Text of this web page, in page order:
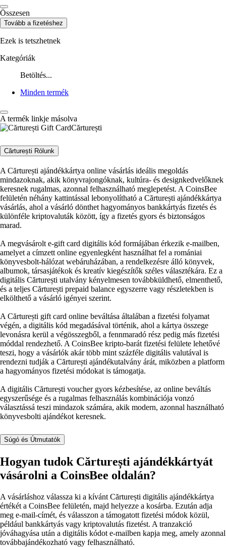
Összesen
Tovább a fizetéshez
Ezek is tetszhetnek
Kategóriák
Betöltés...
Minden termék
A termék linkje másolva
Cărturești
Cărturești Rólunk
A Cărturești ajándékkártya online vásárlás ideális megoldás
mindazoknak, akik könyvrajongóknak, kultúra- és designkedvelőknek
keresnek rugalmas, azonnal felhasználható meglepetést. A CoinsBee
felületén néhány kattintással lebonyolítható a Cărturești ajándékkártya
vásárlás, ahol a vásárló dönthet hagyományos bankkártyás fizetés és
különféle kriptovaluták között, így a fizetés gyors és biztonságos
marad.
A megvásárolt e-gift card digitális kód formájában érkezik e-mailben,
amelyet a címzett online egyenlegként használhat fel a romániai
könyvesbolt-hálózat webáruházában, a rendelkezésre álló könyvek,
albumok, társasjátékok és kreatív kiegészítők széles választékára. Ez a
digitális Cărturești utalvány kényelmesen továbbküldhető, elmenthető,
és a teljes Cărturești prepaid balance egyszerre vagy részletekben is
elkölthető a vásárló igényei szerint.
A Cărturești gift card online beváltása általában a fizetési folyamat
végén, a digitális kód megadásával történik, ahol a kártya összege
levonásra kerül a végösszegből, a fennmaradó rész pedig más fizetési
móddal rendezhető. A CoinsBee kripto-barát fizetési felülete lehetővé
teszi, hogy a vásárlók akár több mint százféle digitális valutával is
rendezni tudják a Cărturești ajándékutalvány árát, miközben a platform
a hagyományos fizetési módokat is támogatja.
A digitális Cărturești voucher gyors kézbesítése, az online beváltás
egyszerűsége és a rugalmas felhasználás kombinációja vonzó
választássá teszi mindazok számára, akik modern, azonnal használható
könyvesbolti ajándékot keresnek.
Súgó és Útmutatók
Hogyan tudok Cărturești ajándékkártyát
vásárolni a CoinsBee oldalán?
A vásárláshoz válassza ki a kívánt Cărturești digitális ajándékkártya
értékét a CoinsBee felületén, majd helyezze a kosárba. Ezután adja
meg e-mail-címét, és válasszon a támogatott fizetési módok közül,
például bankkártyás vagy kriptovalutás fizetést. A tranzakció
jóváhagyása után a digitális kódot e-mailben kapja meg, amely azonnal
továbbajándékozható vagy felhasználható.